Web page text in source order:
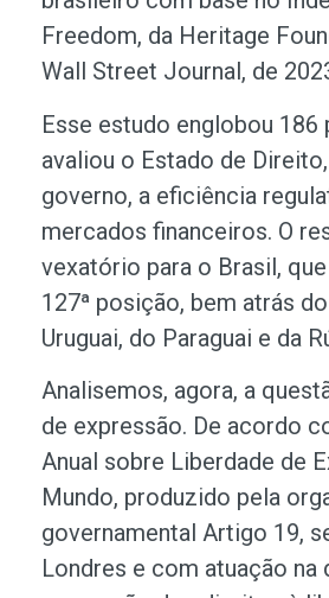
Freedom, da Heritage
Wall Street Journal, de
Esse estudo englobou 186
avaliou o Estado de
governo, a eficiência
mercados financeiros. O
vexatório para o Brasil,
127ª posição, bem atrás
Uruguai, do Paraguai e da
Analisemos, agora, a
de expressão. De acordo
Anual sobre Liberdade de
Mundo, produzido pela
governamental Artigo 19,
Londres e com atuação na